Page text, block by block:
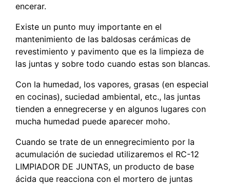
encerar.
Existe un punto muy importante en el
mantenimiento de las baldosas cerámicas de
revestimiento y pavimento que es la limpieza de
las juntas y sobre todo cuando estas son blancas.
Con la humedad, los vapores, grasas (en especial
en cocinas), suciedad ambiental, etc., las juntas
tienden a ennegrecerse y en algunos lugares con
mucha humedad puede aparecer moho.
Cuando se trate de un ennegrecimiento por la
acumulación de suciedad utilizaremos el RC-12
LIMPIADOR DE JUNTAS, un producto de base
ácida que reacciona con el mortero de juntas